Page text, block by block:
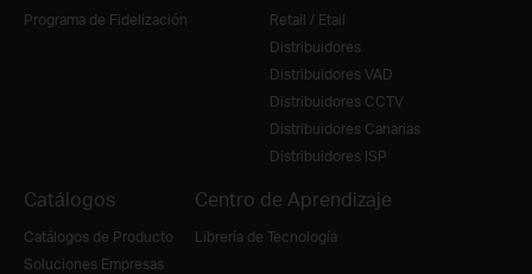
Programa de Fidelización
Retail / Etail
Distribuidores
Distribuidores VAD
Distribuidores CCTV
Distribuidores Canarias
Distribuidores ISP
Catálogos
Catálogos de Producto
Soluciones Empresas
Centro de Aprendizaje
Librería de Tecnología